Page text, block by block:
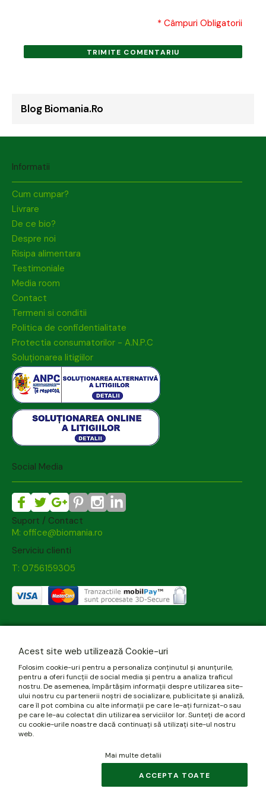
* Câmpuri Obligatorii
TRIMITE COMENTARIU
Blog Biomania.ro
Informatii
Cum cumpar?
Livrare
De ce bio?
Despre noi
Risipa alimentara
Testimoniale
Media room
Contact
Termeni si conditii
Politica de confidentialitate
Protectia consumatorilor - A.N.P.C
Soluționarea litigiilor
Social Media
Suport / Contact
M: office@biomania.ro
Serviciu clienti
T: 0756159305
Acest site web utilizează Cookie-uri
Folosim cookie-uri pentru a personaliza conținutul și anunțurile,
pentru a oferi funcții de social media și pentru a analiza traficul
nostru. De asemenea, împărtășim informații despre utilizarea site-
ului nostru cu partenerii noștri de socializare, publicitate și analiză,
care îl pot combina cu alte informații pe care le-ați furnizat-o sau
pe care le-au colectat din utilizarea serviciilor lor. Sunteți de acord
cu cookie-urile noastre dacă continuați să utilizați site-ul nostru
web.
Mai multe detalii
ACCEPTA TOATE
© 2026 biomania.ro | Powered byblugento.